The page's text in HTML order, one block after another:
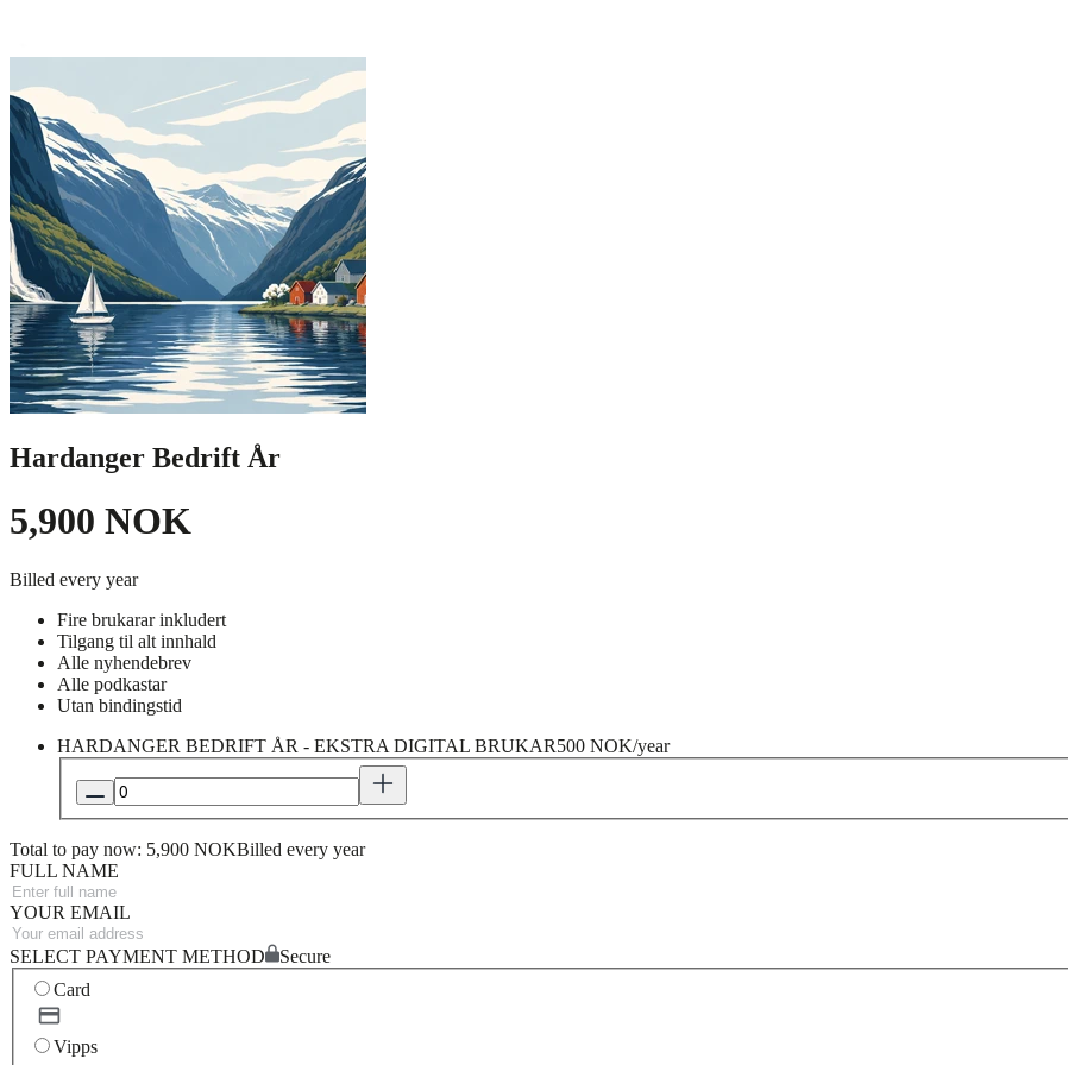
Hardanger Bedrift År
5,900 NOK
Billed every year
Fire brukarar inkludert
Tilgang til alt innhald
Alle nyhendebrev
Alle podkastar
Utan bindingstid
HARDANGER BEDRIFT ÅR - EKSTRA DIGITAL BRUKAR500 NOK/year
Total to pay now: 5,900 NOKBilled every year
FULL NAME
YOUR EMAIL
SELECT PAYMENT METHOD
Secure
Card
Vipps